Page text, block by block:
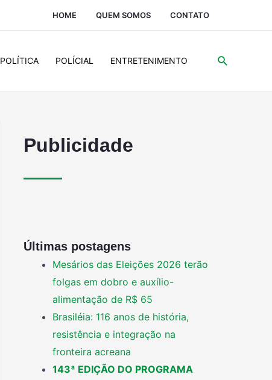
HOME QUEM SOMOS CONTATO
POLÍTICA POLÍCIAL ENTRETENIMENTO
Publicidade
Últimas postagens
Mesários das Eleições 2026 terão
folgas em dobro e auxílio-
alimentação de R$ 65
Brasiléia: 116 anos de história,
resistência e integração na
fronteira acreana
143ª EDIÇÃO DO PROGRAMA